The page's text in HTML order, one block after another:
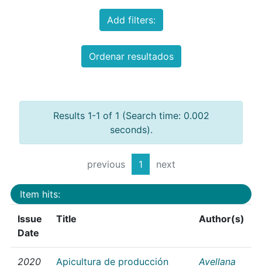
Add filters:
Ordenar resultados
Results 1-1 of 1 (Search time: 0.002
seconds).
previous 1 next
Item hits:
Issue
Date
Title Author(s)
2020
Apicultura de producción
Avellana